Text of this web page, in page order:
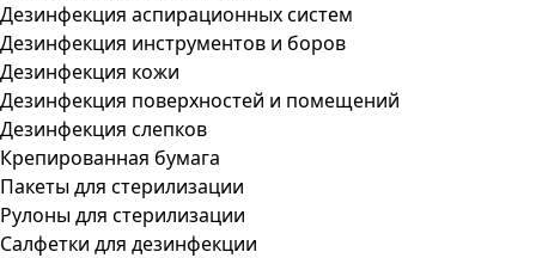
Дезинфекция аспирационных систем
Дезинфекция инструментов и боров
Дезинфекция кожи
Дезинфекция поверхностей и помещений
Дезинфекция слепков
Крепированная бумага
Пакеты для стерилизации
Рулоны для стерилизации
Салфетки для дезинфекции